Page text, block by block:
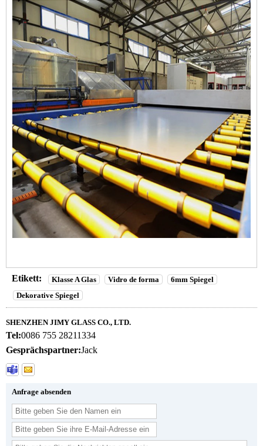
Etikett: Klasse A Glas Vidro de forma
6mm Spiegel
Dekorative Spiegel
SHENZHEN JIMY GLASS CO., LTD.
Tel:0086 755 28211334
Gesprächspartner:Jack
Anfrage absenden